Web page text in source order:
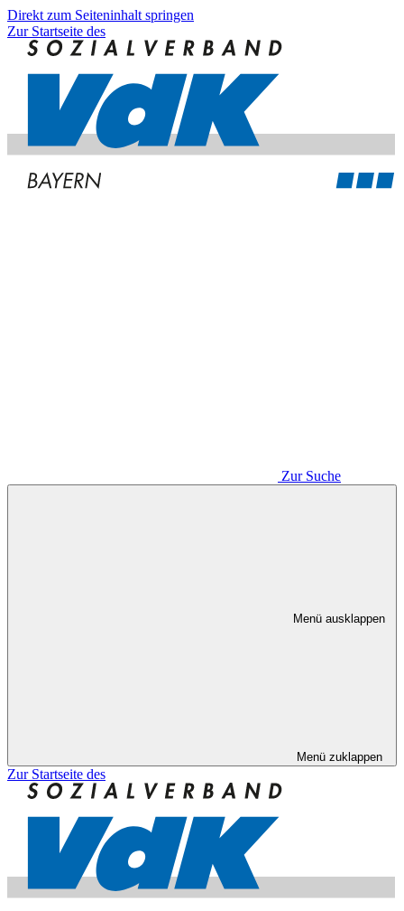
Direkt zum Seiteninhalt springen
Zur Startseite des
Zur Suche
Menü ausklappen
Menü zuklappen
Zur Startseite des